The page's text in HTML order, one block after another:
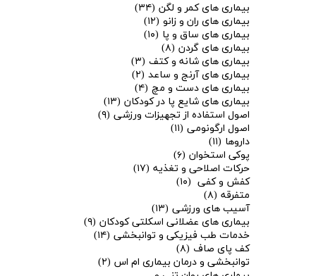
بیماری های کمر و لگن (۳۴)
بیماری های ران و زانو (۱۲)
بیماری های ساق و پا (۱۰)
بیماری های گردن (۸)
بیماری های شانه و کتف (۳)
بیماری های آرنج و ساعد (۲)
بیماری های دست و مچ (۴)
بیماری های شایع پا در کودکان (۱۳)
اصول استفاده از تجهیزات ورزشی (۹)
اصول ارگونومی (۱۱)
داروها (۱۱)
پوکی استخوان (۶)
حرکات اصلاحی و تغذیه (۱۷)
کفش و کفی (۱۰)
متفرقه (۸)
آسیب های ورزشی (۱۳)
بیماری های عضلانی اسکلتی کودکان (۹)
خدمات طب فیزیکی و توانبخشی (۱۴)
کف پای صاف (۸)
توانبخشی و درمان بیماری ام اس (۲)